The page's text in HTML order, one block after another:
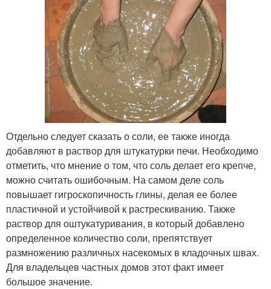
Отдельно следует сказать о соли, ее также иногда
добавляют в раствор для штукатурки печи. Необходимо
отметить, что мнение о том, что соль делает его крепче,
можно считать ошибочным. На самом деле соль
повышает гигроскопичность глины, делая ее более
пластичной и устойчивой к растрескиванию. Также
раствор для оштукатуривания, в который добавлено
определенное количество соли, препятствует
размножению различных насекомых в кладочных швах.
Для владельцев частных домов этот факт имеет
большое значение.